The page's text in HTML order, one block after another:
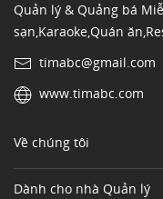
Quản lý & Quảng bá
sạn,Karaoke,Quán
timabc@gmail.com
www.timabc.com
Về chúng tôi
Dành cho nhà Quản lý